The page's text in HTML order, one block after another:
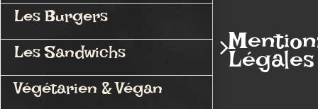
Les Burgers
Les Sandwichs
Végétarien & Végan
Légales